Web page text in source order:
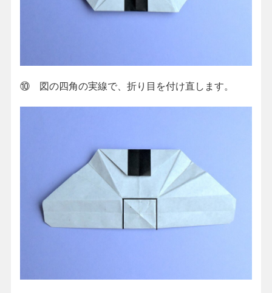
⑩ 図の四角の実線で、折り目を付け直します。